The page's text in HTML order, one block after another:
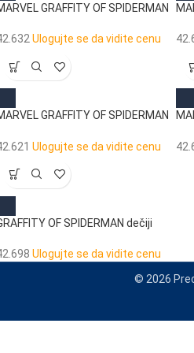
GRAFFITY OF SPIDERMAN
Ulogujte se da vidite cenu
GRAFFITY OF SPIDERMAN
Ulogujte se da vidite cenu
OF SPIDERMAN dečiji
Ulogujte se da vidite cenu
© 2026